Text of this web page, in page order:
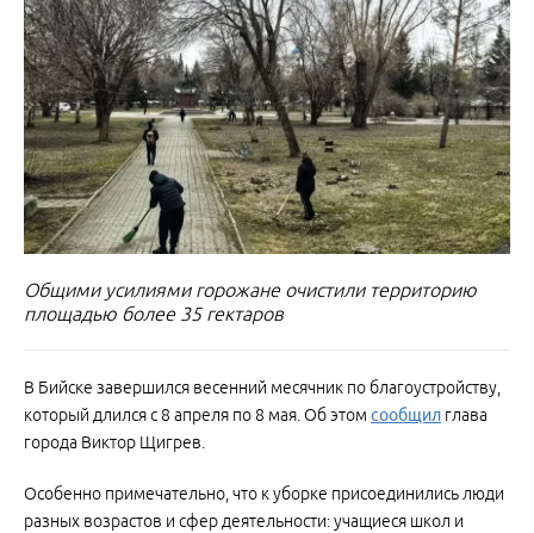
Общими усилиями горожане очистили территорию
площадью более 35 гектаров
В Бийске завершился весенний месячник по благоустройству,
который длился с 8 апреля по 8 мая. Об этом сообщил глава
города Виктор Щигрев.
Особенно примечательно, что к уборке присоединились люди
разных возрастов и сфер деятельности: учащиеся школ и